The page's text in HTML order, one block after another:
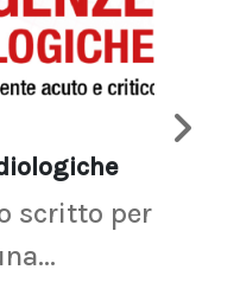
scritto per